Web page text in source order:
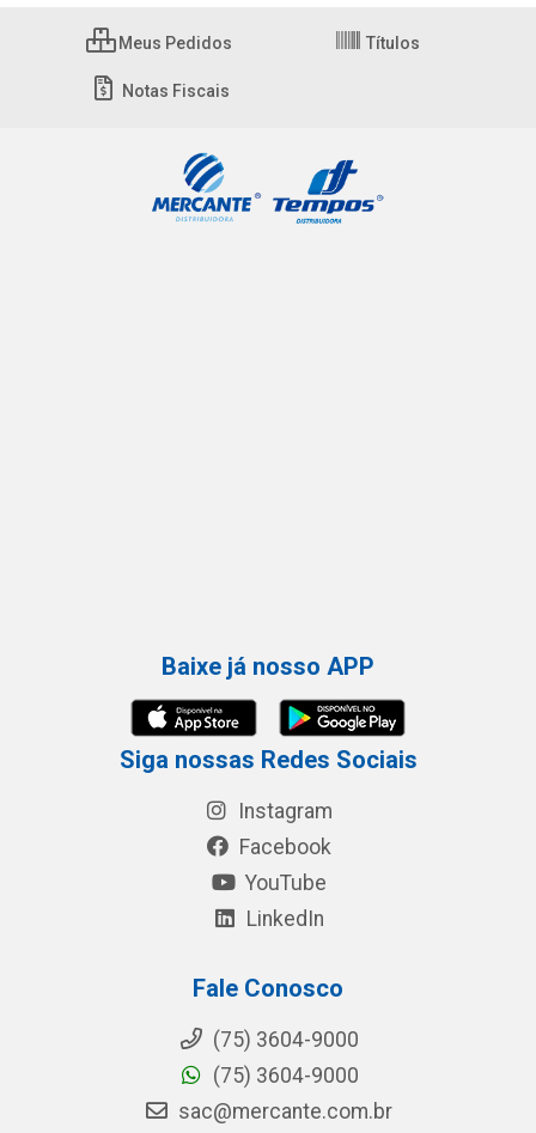
Meus Pedidos Títulos
Notas Fiscais
Baixe já nosso APP
Siga nossas Redes Sociais
Instagram
Facebook
YouTube
LinkedIn
Fale Conosco
(75) 3604-9000
(75) 3604-9000
sac@mercante.com.br